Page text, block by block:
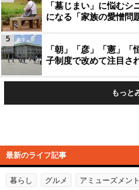
「墓じまい」に悩む
になる「家族の愛憎問
「朝」「彦」「憲」
子制度で改めて注目さ
5
もっと
最新のライフ記事
暮らし グルメ アミューズメント